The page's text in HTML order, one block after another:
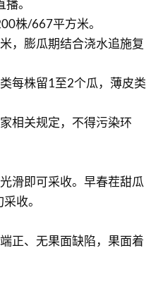
。
株/667平方米。
，膨瓜期结合浇水追施复
每株留1至2个瓜，薄皮类
相关规定，不得污染环
滑即可采收。早春茬甜瓜
收。
正、无果面缺陷，果面着